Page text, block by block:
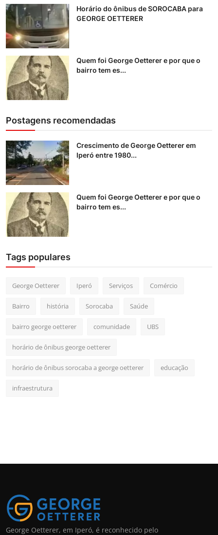
Horário do ônibus de SOROCABA para
GEORGE OETTERER
Quem foi George Oetterer e por que o
bairro tem es...
Postagens recomendadas
Crescimento de George Oetterer em
Iperó entre 1980...
Quem foi George Oetterer e por que o
bairro tem es...
Tags populares
George Oetterer Iperó Serviços Comércio
Bairro história Sorocaba Saúde
bairro george oetterer comunidade UBS
horário de ônibus george oetterer
horário de ônibus sorocaba a george oetterer educação
infraestrutura
George Oetterer, em Iperó, é reconhecido pelo